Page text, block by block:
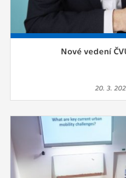
Nové vedení
20. 3.